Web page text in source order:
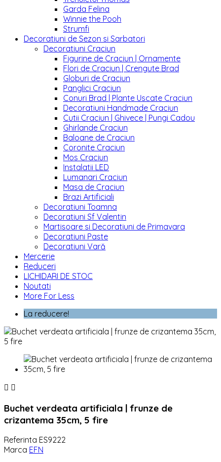
Garda Felina
Winnie the Pooh
Strumfi
Decoratiuni de Sezon si Sarbatori
Decoratiuni Craciun
Figurine de Craciun | Ornamente
Flori de Craciun | Crengute Brad
Globuri de Craciun
Panglici Craciun
Conuri Brad | Plante Uscate Craciun
Decoratiuni Handmade Craciun
Cutii Craciun | Ghivece | Pungi Cadou
Ghirlande Craciun
Baloane de Craciun
Coronite Craciun
Mos Craciun
Instalatii LED
Lumanari Craciun
Masa de Craciun
Brazi Artificiali
Decoratiuni Toamna
Decoratiuni Sf Valentin
Martisoare si Decoratiuni de Primavara
Decoratiuni Paste
Decoratiuni Vară
Mercerie
Reduceri
LICHIDARI DE STOC
Noutati
More For Less
La reducere!
 
Buchet verdeata artificiala | frunze de
crizantema 35cm, 5 fire
Referinta ES9222
Marca EFN